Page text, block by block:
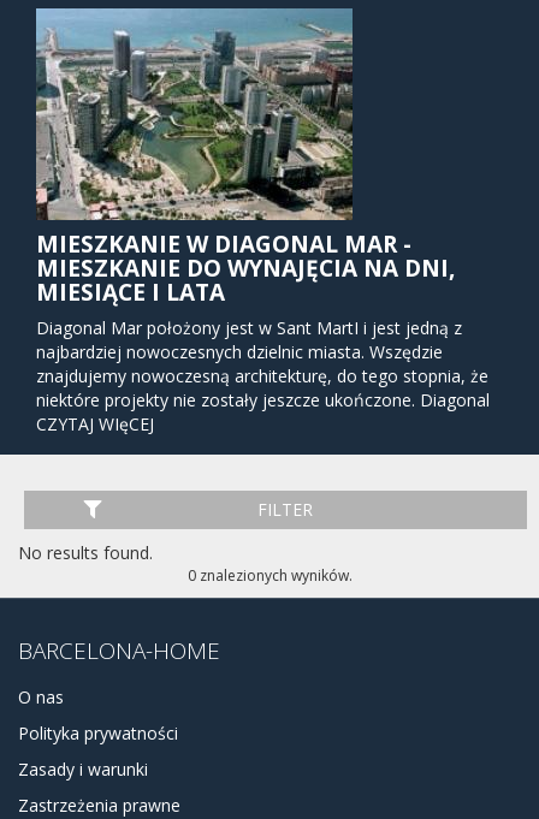
MIESZKANIE W DIAGONAL MAR -
MIESZKANIE DO WYNAJĘCIA NA DNI,
MIESIĄCE I LATA
Diagonal Mar położony jest w Sant MartI i jest jedną z
najbardziej nowoczesnych dzielnic miasta. Wszędzie
znajdujemy nowoczesną architekturę, do tego stopnia, że
niektóre projekty nie zostały jeszcze ukończone. Diagonal
Mar pochodzi od jego lokalizacji na Morzu Śródziemnym i
Ponieważ obszar jest nowy, znajdziesz tu jeden z
największych i najbardziej popularnych centrów handlowych
Barcelony - Diagonal Centre Mar Comercial. Mozna skąd
dojechać można metrem lub autobusem do różnych części
spacerować przy deptaku Paseo Maitimo.
CZYTAJ WIęCEJ
FILTER
No results found.
0 znalezionych wyników.
BARCELONA-HOME
O nas
Polityka prywatności
Zasady i warunki
Zastrzeżenia prawne